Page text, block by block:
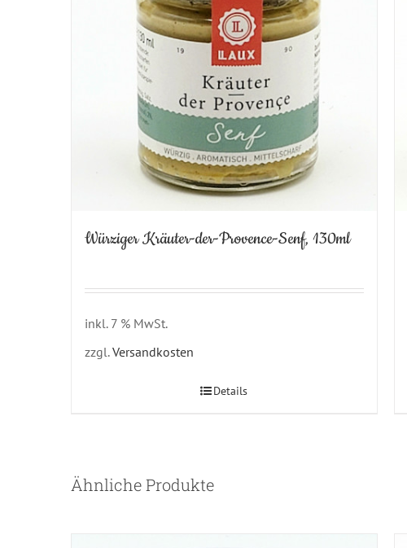
Würziger Kräuter-der-Provence-Senf, 130ml
inkl. 7 % MwSt.
zzgl.Versandkosten
Details
Ähnliche Produkte